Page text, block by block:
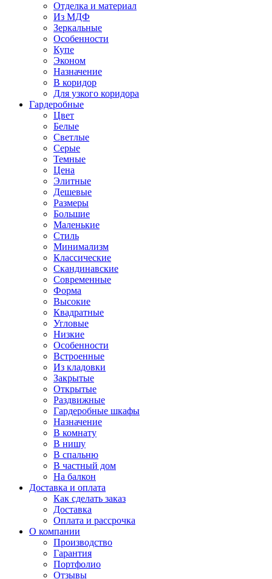
Отделка и материал
Из МДФ
Зеркальные
Особенности
Купе
Эконом
Назначение
В коридор
Для узкого коридора
Гардеробные
Цвет
Белые
Светлые
Серые
Темные
Цена
Элитные
Дешевые
Размеры
Большие
Маленькие
Стиль
Минимализм
Классические
Скандинавские
Современные
Форма
Высокие
Квадратные
Угловые
Низкие
Особенности
Встроенные
Из кладовки
Закрытые
Открытые
Раздвижные
Гардеробные шкафы
Назначение
В комнату
В нишу
В спальню
В частный дом
На балкон
Доставка и оплата
Как сделать заказ
Доставка
Оплата и рассрочка
О компании
Производство
Гарантия
Портфолио
Отзывы